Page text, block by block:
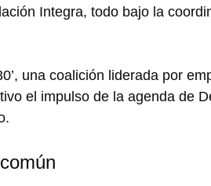
Integra, todo bajo la
una coalición liderada por
el impulso de la agenda de